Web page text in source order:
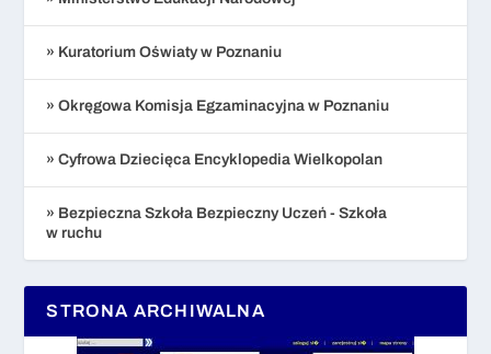
» Kuratorium Oświaty w Poznaniu
» Okręgowa Komisja Egzaminacyjna w Poznaniu
» Cyfrowa Dziecięca Encyklopedia Wielkopolan
» Bezpieczna Szkoła Bezpieczny Uczeń - Szkoła
w ruchu
STRONA ARCHIWALNA